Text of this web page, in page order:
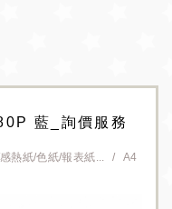
藍_詢價服務
熱紙/色紙/報表紙...
A4